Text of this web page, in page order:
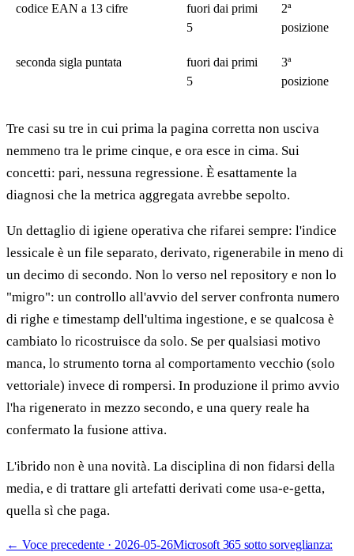
codice EAN a 13 cifre
fuori dai primi
5
2ª
posizione
seconda sigla puntata
fuori dai primi
5
3ª
posizione
Tre casi su tre in cui prima la pagina corretta non usciva
nemmeno tra le prime cinque, e ora esce in cima. Sui
concetti: pari, nessuna regressione. È esattamente la
diagnosi che la metrica aggregata avrebbe sepolto.
Un dettaglio di igiene operativa che rifarei sempre: l'indice
lessicale è un file separato, derivato, rigenerabile in meno di
un decimo di secondo. Non lo verso nel repository e non lo
"migro": un controllo all'avvio del server confronta numero
di righe e timestamp dell'ultima ingestione, e se qualcosa è
cambiato lo ricostruisce da solo. Se per qualsiasi motivo
manca, lo strumento torna al comportamento vecchio (solo
vettoriale) invece di rompersi. In produzione il primo avvio
l'ha rigenerato in mezzo secondo, e una query reale ha
confermato la fusione attiva.
L'ibrido non è una novità. La disciplina di non fidarsi della
media, e di trattare gli artefatti derivati come usa-e-getta,
quella sì che paga.
← Voce precedente · 2026-05-26Microsoft 365 sotto sorveglianza: